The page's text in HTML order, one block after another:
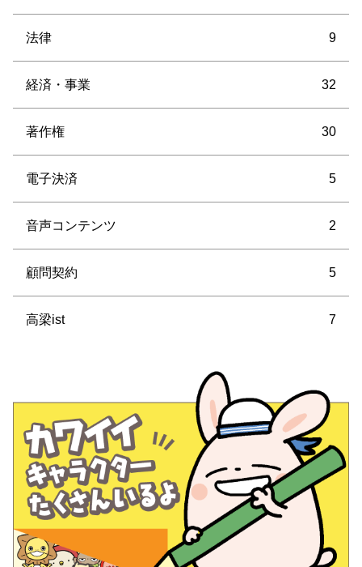
法律 9
経済・事業 32
著作権 30
電子決済 5
音声コンテンツ 2
顧問契約 5
高梁ist 7